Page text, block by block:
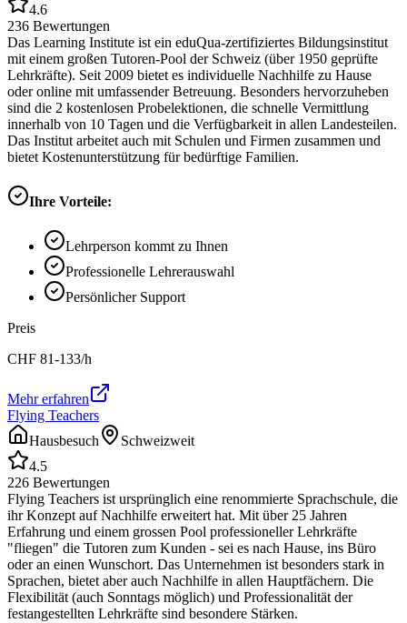
4.6
236 Bewertungen
Das Learning Institute ist ein eduQua-zertifiziertes Bildungsinstitut
mit einem großen Tutoren-Pool der Schweiz (über 1950 geprüfte
Lehrkräfte). Seit 2009 bietet es individuelle Nachhilfe zu Hause
oder online mit umfassender Betreuung. Besonders hervorzuheben
sind die 2 kostenlosen Probelektionen, die schnelle Vermittlung
innerhalb von 10 Tagen und die Verfügbarkeit in allen Landesteilen.
Das Institut arbeitet auch mit Schulen und Firmen zusammen und
bietet Kostenunterstützung für bedürftige Familien.
Ihre Vorteile:
Lehrperson kommt zu Ihnen
Professionelle Lehrerauswahl
Persönlicher Support
Preis
CHF 81-133/h
Mehr erfahren
Flying Teachers
Hausbesuch
Schweizweit
4.5
226 Bewertungen
Flying Teachers ist ursprünglich eine renommierte Sprachschule, die
ihr Konzept auf Nachhilfe erweitert hat. Mit über 25 Jahren
Erfahrung und einem grossen Pool professioneller Lehrkräfte
"fliegen" die Tutoren zum Kunden - sei es nach Hause, ins Büro
oder an einen Wunschort. Das Unternehmen ist besonders stark in
Sprachen, bietet aber auch Nachhilfe in allen Hauptfächern. Die
Flexibilität (auch Sonntags möglich) und Professionalität der
festangestellten Lehrkräfte sind besondere Stärken.